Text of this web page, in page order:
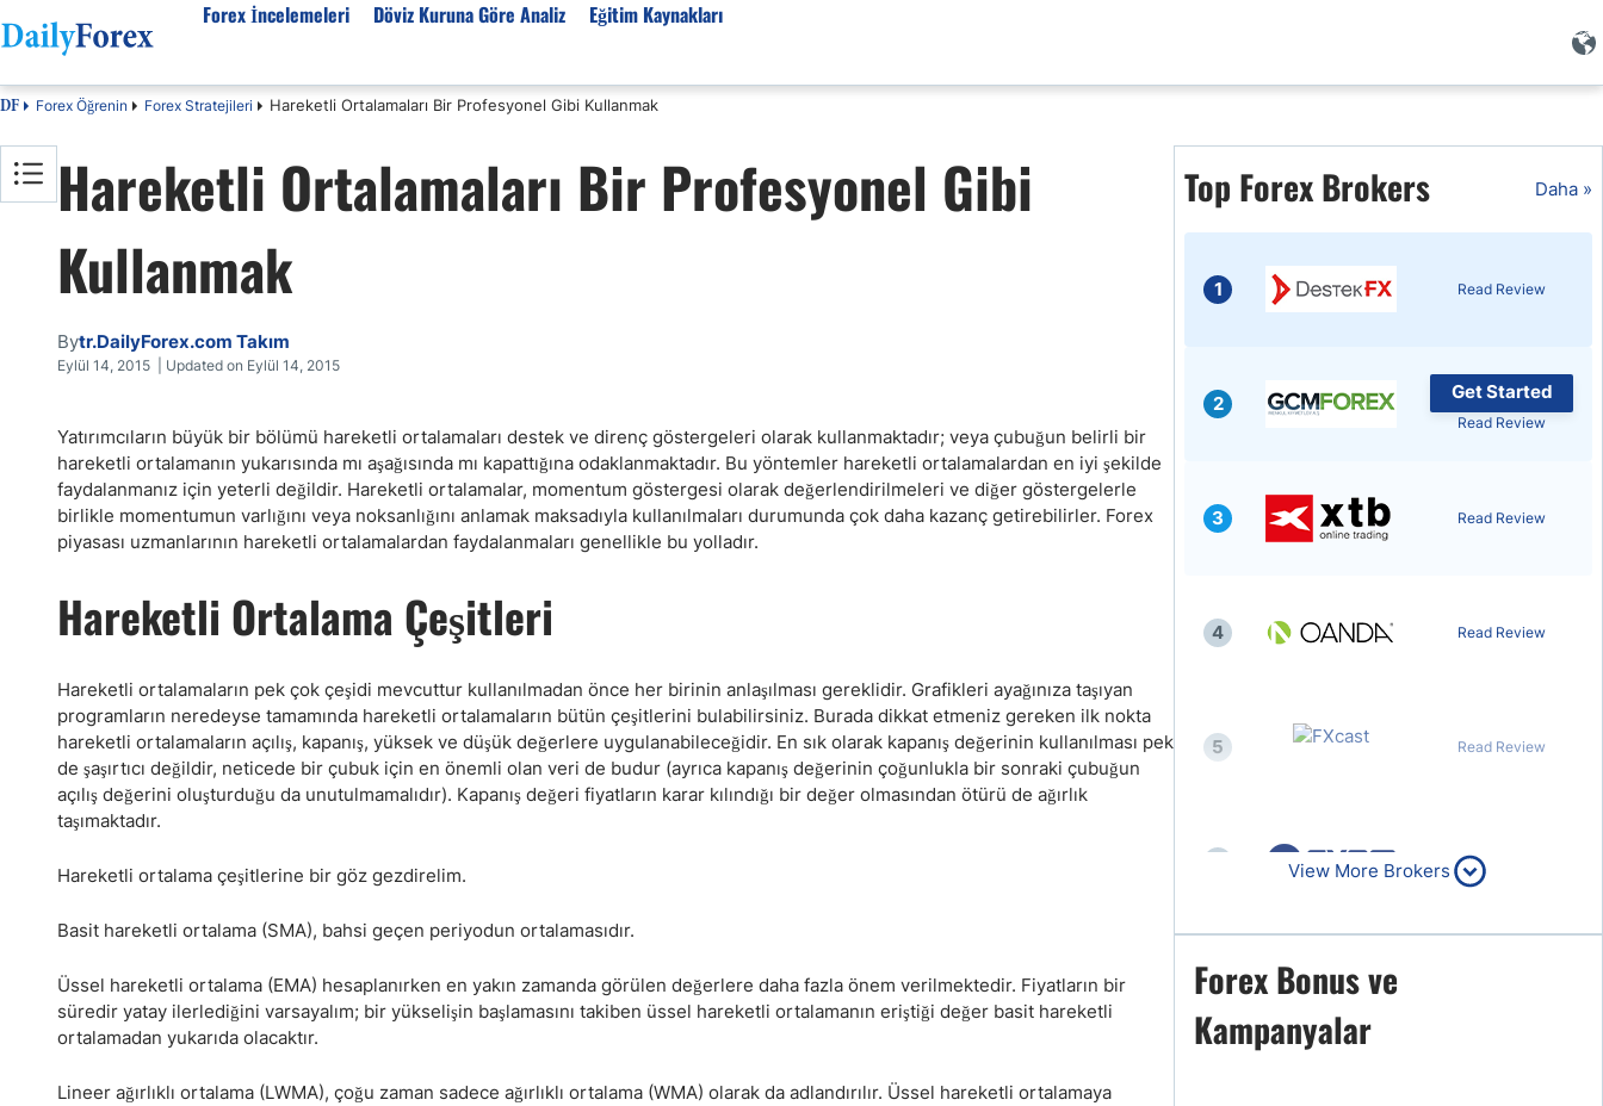
Forex İncelemeleri
Forex Firmaları
SPK Lisanslı Forex
Otomatik Forex
Forex Sinyalleri
Forex Kursları
Tüm Firmaların İncelemeleri
Türkiye Finans Haberleri
Teknik Analiz
USD/TRY
Ücretsiz Forex Sinyalleri
Altın Teknik Analiz
Döviz Kuruna Göre Analiz
EUR-USD
EUR-TRY
USD-JPY
GBP-USD
USD-CAD
Altın
Petrol
Eğitim Kaynakları
Forex Eğitimi
Ekonomik Sözlük
Forex Nedir
İslami Forex
Forex Düzenlemeler
DF Forex Öğrenin Forex Stratejileri Hareketli Ortalamaları Bir Profesyonel Gibi Kullanmak
Hareketli Ortalamaları Bir Profesyonel Gibi
Kullanmak
Bytr.DailyForex.com Takım
Eylül 14, 2015 | Updated on Eylül 14, 2015
Yatırımcıların büyük bir bölümü hareketli ortalamaları destek ve direnç göstergeleri olarak kullanmaktadır; veya çubuğun belirli bir
hareketli ortalamanın yukarısında mı aşağısında mı kapattığına odaklanmaktadır. Bu yöntemler hareketli ortalamalardan en iyi şekilde
faydalanmanız için yeterli değildir. Hareketli ortalamalar, momentum göstergesi olarak değerlendirilmeleri ve diğer göstergelerle
birlikle momentumun varlığını veya noksanlığını anlamak maksadıyla kullanılmaları durumunda çok daha kazanç getirebilirler. Forex
piyasası uzmanlarının hareketli ortalamalardan faydalanmaları genellikle bu yolladır.
Hareketli Ortalama Çeşitleri
Hareketli ortalamaların pek çok çeşidi mevcuttur kullanılmadan önce her birinin anlaşılması gereklidir. Grafikleri ayağınıza taşıyan
programların neredeyse tamamında hareketli ortalamaların bütün çeşitlerini bulabilirsiniz. Burada dikkat etmeniz gereken ilk nokta
hareketli ortalamaların açılış, kapanış, yüksek ve düşük değerlere uygulanabileceğidir. En sık olarak kapanış değerinin kullanılması pek
de şaşırtıcı değildir, neticede bir çubuk için en önemli olan veri de budur (ayrıca kapanış değerinin çoğunlukla bir sonraki çubuğun
açılış değerini oluşturduğu da unutulmamalıdır). Kapanış değeri fiyatların karar kılındığı bir değer olmasından ötürü de ağırlık
taşımaktadır.
Hareketli ortalama çeşitlerine bir göz gezdirelim.
Basit hareketli ortalama (SMA), bahsi geçen periyodun ortalamasıdır.
Üssel hareketli ortalama (EMA) hesaplanırken en yakın zamanda görülen değerlere daha fazla önem verilmektedir. Fiyatların bir
süredir yatay ilerlediğini varsayalım; bir yükselişin başlamasını takiben üssel hareketli ortalamanın eriştiği değer basit hareketli
ortalamadan yukarıda olacaktır.
Lineer ağırlıklı ortalama (LWMA), çoğu zaman sadece ağırlıklı ortalama (WMA) olarak da adlandırılır. Üssel hareketli ortalamaya
Top Forex Brokers Daha »
1 Read Review
2
Get Started
Read Review
3 Read Review
4 Read Review
5 Read Review
Read Review
7
View More Brokers
Forex Bonus ve
Kampanyalar